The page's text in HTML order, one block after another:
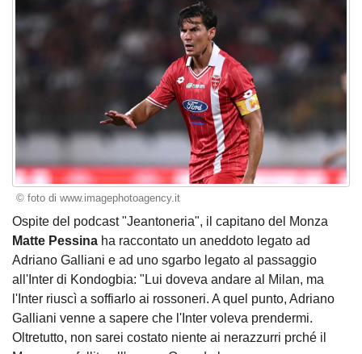
© foto di www.imagephotoagency.it
Ospite del podcast "Jeantoneria", il capitano del Monza
Matte Pessina ha raccontato un aneddoto legato ad
Adriano Galliani e ad uno sgarbo legato al passaggio
all'Inter di Kondogbia: "Lui doveva andare al Milan, ma
l'Inter riuscì a soffiarlo ai rossoneri. A quel punto, Adriano
Galliani venne a sapere che l'Inter voleva prendermi.
Oltretutto, non sarei costato niente ai nerazzurri prché il